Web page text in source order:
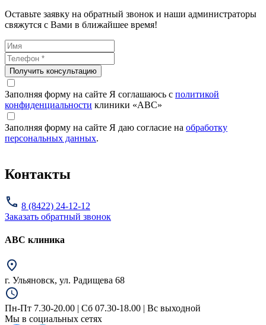
Оставьте заявку на обратный звонок и наши администраторы
свяжутся с Вами в ближайшее время!
Получить консультацию
Заполняя форму на сайте Я соглашаюсь с политикой
конфиденциальности клиники «ABC»
Заполняя форму на сайте Я даю согласие на обработку
персональных данных.
Контакты
8 (8422) 24-12-12
Заказать обратный звонок
АВС клиника
г. Ульяновск, ул. Радищева 68
Пн-Пт 7.30-20.00 | Сб 07.30-18.00 | Вс выходной
Мы в социальных сетях